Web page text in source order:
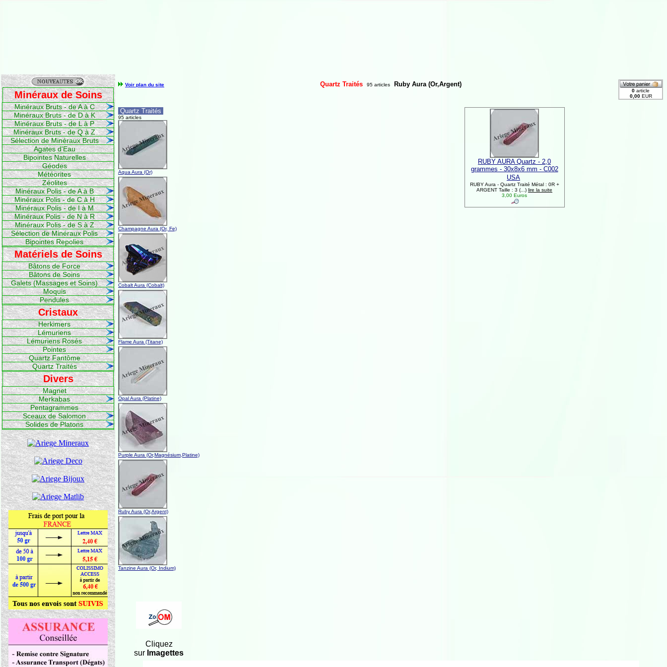
Minéraux de Soins
Minéraux Bruts - de A à C
Minéraux Bruts - de D à K
Minéraux Bruts - de L à P
Minéraux Bruts - de Q à Z
Sélection de Minéraux Bruts
Agates d'Eau
Bipointes Naturelles
Géodes
Météorites
Zéolites
Minéraux Polis - de A à B
Minéraux Polis - de C à H
Minéraux Polis - de I à M
Minéraux Polis - de N à R
Minéraux Polis - de S à Z
Sélection de Minéraux Polis
Bipointes Repolies
Matériels de Soins
Bâtons de Force
Bâtons de Soins
Galets (Massages et Soins)
Moquis
Pendules
Cristaux
Herkimers
Lémuriens
Lémuriens Rosés
Pointes
Quartz Fantôme
Quartz Traités
Divers
Magnet
Merkabas
Pentagrammes
Sceaux de Salomon
Solides de Platons
Voir plan du site Quartz Traités 95 articles Ruby Aura (Or,Argent)
Quartz Traités
95 articles
Aqua Aura (Or)
Champagne Aura (Or, Fe)
Cobalt Aura (Cobalt)
Flame Aura (Titane)
Opal Aura (Platine)
Purple Aura (Or,Magnésium,Platine)
Ruby Aura (Or,Argent)
Tanzine Aura (Or, Indium)
Cliquez
sur Imagettes
RUBY AURA Quartz - 2,0
grammes - 30x8x6 mm - C002
USA
RUBY Aura - Quartz Traité Métal : 0R +
ARGENT Taille : 3 (...) lire la suite
3,00 Euros